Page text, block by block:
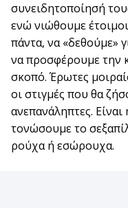
συνειδητοποίησή
ενώ νιώθουμε
πάντα, να «δεθούμε»
να προσφέρουμε την
σκοπό. Έρωτες
οι στιγμές που θα
ανεπανάληπτες.
τονώσουμε το
ρούχα ή εσώρουχα.